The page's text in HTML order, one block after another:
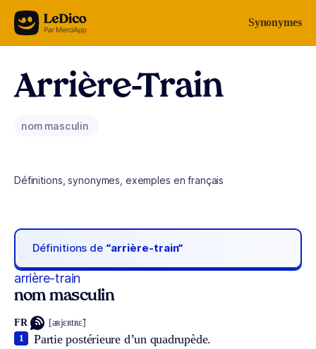
Aller au contenu Synonymes
Arrière-Train
nom masculin
Définitions, synonymes, exemples en français
Définitions de “arrière-train“
arrière-train
nom masculin
FR [aʀjɛʀtʀɛ̃]
Partie postérieure d’un quadrupède.
1